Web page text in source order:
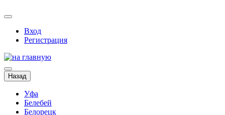
Вход
Регистрация
Назад
Уфа
Белебей
Белорецк